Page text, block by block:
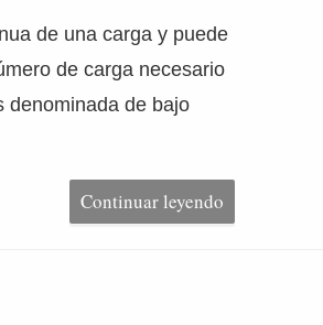
de una carga y puede
de carga necesario
denominada de bajo
Continuar leyendo